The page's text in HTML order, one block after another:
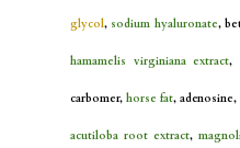
glycol, sodium hyaluronate,
hamamelis virginiana extract,
carbomer,horse fat, adenosine,
acutiloba root extract,